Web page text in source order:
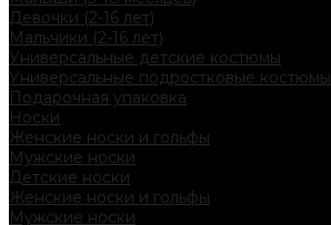
Девочки (2-16 лет)
Мальчики (2-16 лет)
Универсальные детские костюмы
Универсальные подростковые костюмы
Подарочная упаковка
Носки
Женские носки и гольфы
Мужские носки
Детские носки
Женские носки и гольфы
Мужские носки